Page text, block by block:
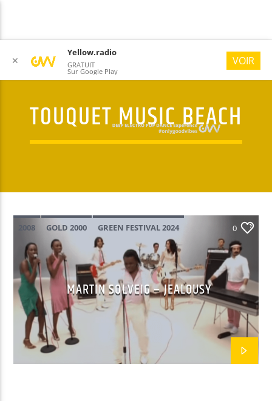
YELLOW RADIO
#ONLYGOODVIBES
EN CE MOMENT
C'EST A QUI LE TOUR
MYLENE FARMER
TOUQUET MUSIC BEACH
2008 GOLD 2000
GREEN FESTIVAL 2024
MARTIN SOLVEIG
REMEMBER
TOUQUET MUSIC BEACH
0
MARTIN SOLVEIG – JEALOUSY
✕
Yellow.radio
GRATUIT
Sur Google Play
VOIR